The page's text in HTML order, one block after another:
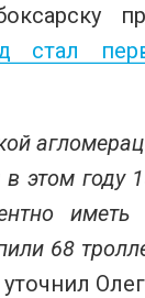
стал
этом
68
уточнил